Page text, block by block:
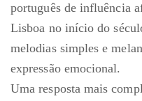
português de influência
Lisboa no início do
melodias simples e
expressão emocional.
Uma resposta mais